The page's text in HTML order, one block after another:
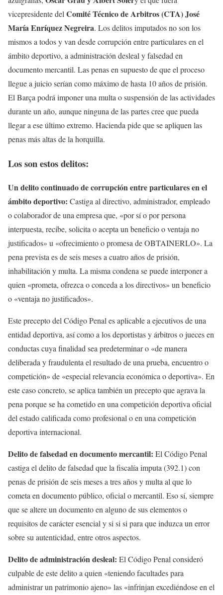
vicepresidente del Comité Técnico de Arbitros (CTA) José
María EnríquezNegreira. Los delitos imputados no son los
mismos a todos y van desde corrupción entre particulares en el
ámbito deportivo, a administración desleal y falsedad en
documento mercantil. Las penas en supuesto de que el proceso
llegue a juicio serían como máximo de hasta 10 años de prisión.
El Barça podrá imponer una multa o suspensión de las actividades
durante un año, aunque ninguna de las partes cree que pueda
llegar a ese último extremo. Hacienda pide que se apliquen las
penas más altas de la horquilla.
Los son estos delitos:
Un delito continuado de corrupción entre particulares en el
ámbito deportivo: Castiga al directivo, administrador, empleado
o colaborador de una empresa que, «por sí o por persona
interpuesta, recibe, solicita o acepta un beneficio o ventaja no
justificados» u «ofrecimiento o promesa de OBTAINERLO». La
pena prevista es de seis meses a cuatro años de prisión,
inhabilitación y multa. La misma condena se puede interponer a
quien «prometa, ofrezca o conceda a los directivos» un beneficio
o «ventaja no justificados».
Este precepto del Código Penal es aplicable a ejecutivos de una
entidad deportiva, así como a los deportistas y árbitros o jueces en
conductas cuya finalidad sea predeterminar o «de manera
deliberada y fraudulenta el resultado de una prueba, encuentro o
competición» de «especial relevancia económica o deportiva». En
este caso concreto, se aplica también un precepto que agrava la
pena porque se ha cometido en una competición deportiva oficial
del estado calificada como profesional o en una competición
deportiva internacional.
Delito de falsedad en documento mercantil: El Código Penal
castiga el delito de falsedad que la fiscalía imputa (392.1) con
penas de prisión de seis meses a tres años y multa al que lo
cometa en documento público, oficial o mercantil. Eso sí, siempre
que se altere un documento en alguno de sus elementos o
requisitos de carácter esencial y si si si para que induzca un error
sobre su autenticidad, entre otros aspectos.
Delito de administración desleal: El Código Penal consideró
culpable de este delito a quien «teniendo facultades para
administrar un patrimonio ajeno» las «infrinjan excediéndose en el